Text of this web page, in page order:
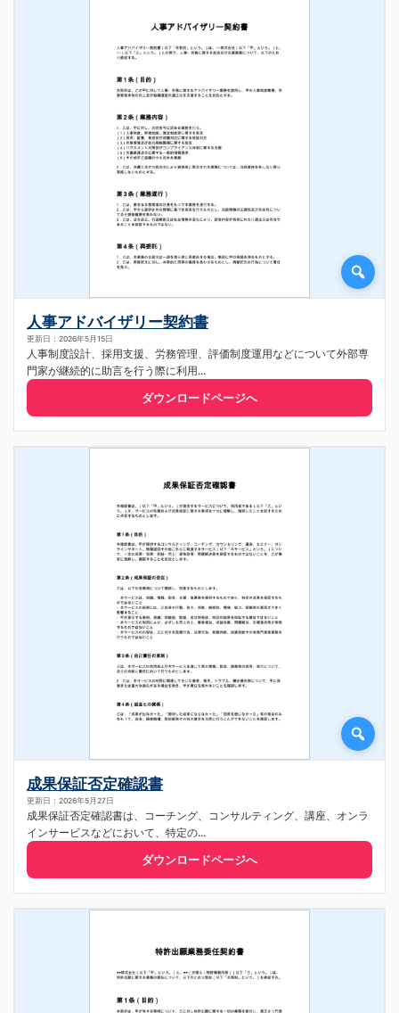
人事アドバイザリー契約書
更新日：2026年5月15日
人事制度設計、採用支援、労務管理、評価制度運用などについて外部専
門家が継続的に助言を行う際に利用...
ダウンロードページへ
成果保証否定確認書
更新日：2026年5月27日
成果保証否定確認書は、コーチング、コンサルティング、講座、オンラ
インサービスなどにおいて、特定の...
ダウンロードページへ